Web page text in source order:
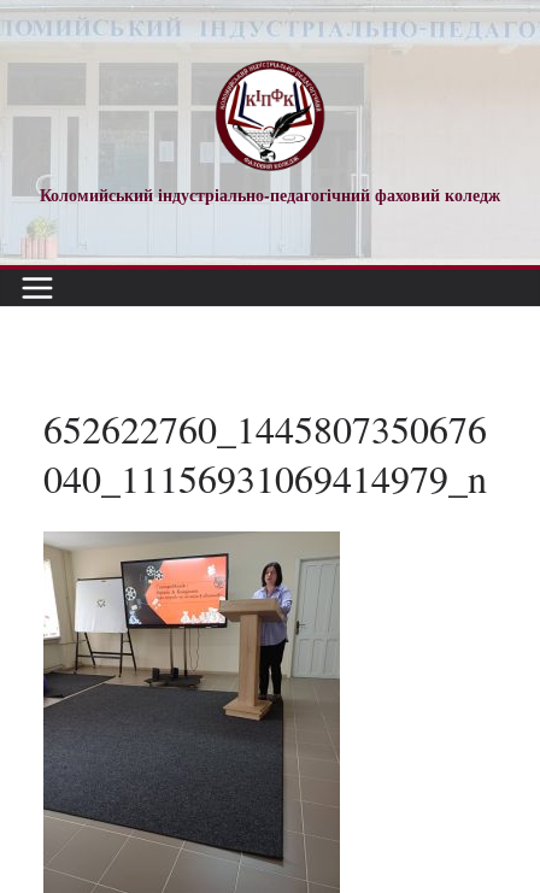
Перейти
до
Коломийський індустріально-педагогічний фаховий коледж
652622760_1445807350676
040_11156931069414979_n